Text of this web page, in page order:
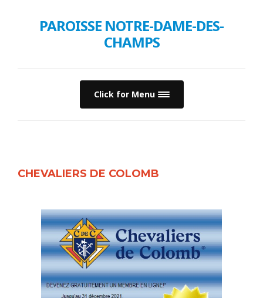
PAROISSE NOTRE-DAME-DES-
CHAMPS
Click for Menu
CHEVALIERS DE COLOMB